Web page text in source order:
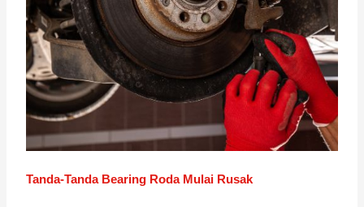
Tanda-Tanda Bearing Roda Mulai Rusak